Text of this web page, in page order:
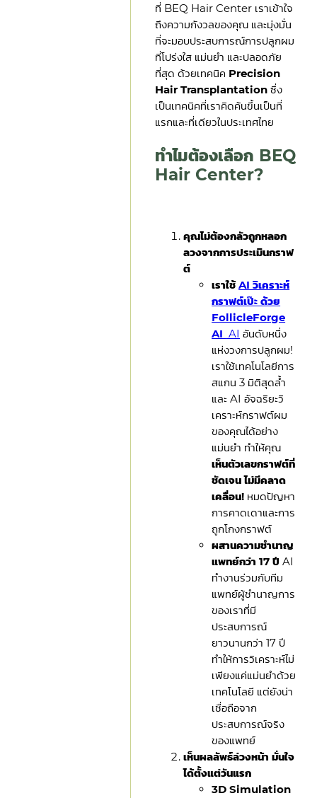
ที่ BEQ Hair Center เราเข้าใจ
ถึงความกังวลของคุณ และมุ่งมั่น
ที่จะมอบประสบการณ์การปลูกผม
ที่โปร่งใส แม่นยำ และปลอดภัย
ที่สุด ด้วยเทคนิค Precision
Hair Transplantation ซึ่ง
เป็นเทคนิคที่เราคิดค้นขึ้นเป็นที่
แรกและที่เดียวในประเทศไทย
ทำไมต้องเลือก BEQ
Hair Center?
คุณไม่ต้องกลัวถูกหลอก
ลวงจากการประเมินกราฟ
ต์
เราใช้AI วิเคราะห์
กราฟต์เป๊ะ ด้วย
FollicleForge
AI AI อันดับหนึ่ง
แห่งวงการปลูกผม!
เราใช้เทคโนโลยีการ
สแกน 3 มิติสุดล้ำ
และ AI อัจฉริยะวิ
เคราะห์กราฟต์ผม
ของคุณได้อย่าง
แม่นยำ ทำให้คุณ
เห็นตัวเลขกราฟต์ที่
ชัดเจน ไม่มีคลาด
เคลื่อน! หมดปัญหา
การคาดเดาและการ
ถูกโกงกราฟต์
ผสานความชำนาญ
แพทย์กว่า 17 ปีAI
ทำงานร่วมกับทีม
แพทย์ผู้ชำนาญการ
ของเราที่มี
ประสบการณ์
ยาวนานกว่า 17 ปี
ทำให้การวิเคราะห์ไม่
เพียงแค่แม่นยำด้วย
เทคโนโลยี แต่ยังน่า
เชื่อถือจาก
ประสบการณ์จริง
ของแพทย์
เห็นผลลัพธ์ล่วงหน้า มั่นใจ
ได้ตั้งแต่วันแรก
3D Simulation